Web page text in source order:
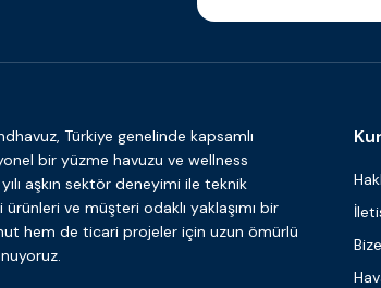
Türkiye genelinde kapsamlı
bir yüzme havuzu ve wellness
aşkın sektör deneyimi ile teknik
ürünleri ve müşteri odaklı yaklaşımı bir
hem de ticari projeler için uzun ömürlü